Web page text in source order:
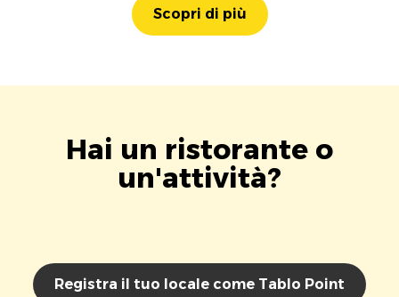
Scopri di più
Hai un ristorante o
un'attività?
Registra il tuo locale come Tablo Point